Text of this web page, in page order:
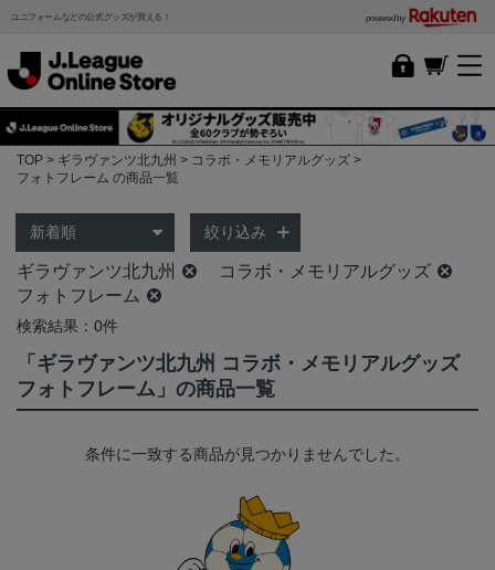
ユニフォームなどの公式グッズが買える！ powered by
TOP ギラヴァンツ北九州
コラボ・メモリアルグッズ
フォトフレーム の商品一覧
絞り込み
ギラヴァンツ北九州
コラボ・メモリアルグッズ
フォトフレーム
検索結果：0件
「ギラヴァンツ北九州 コラボ・メモリアルグッズ
フォトフレーム」の商品一覧
条件に一致する商品が見つかりませんでした。